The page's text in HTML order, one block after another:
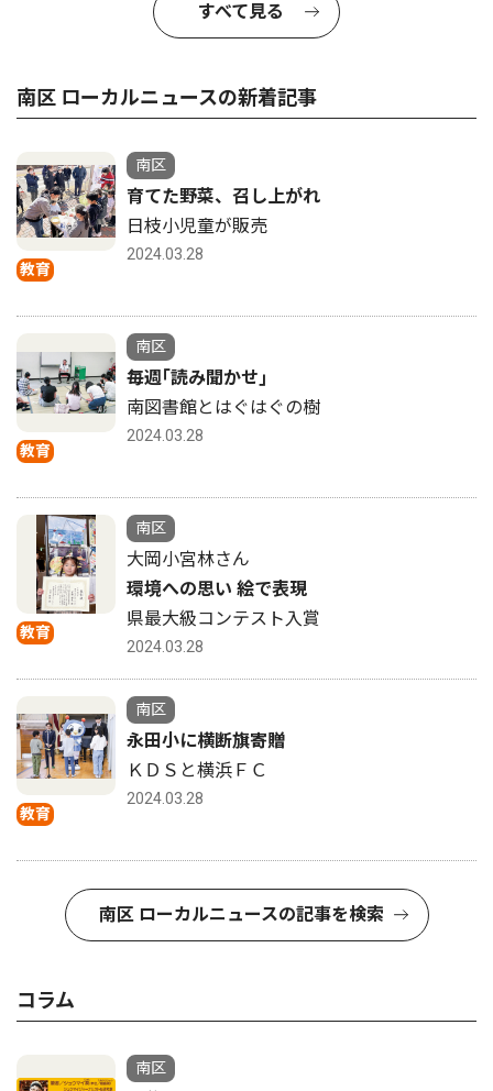
すべて見る
南区 ローカルニュースの新着記事
教育
南区
育てた野菜、召し上がれ
日枝小児童が販売
2024.03.28
教育
南区
毎週｢読み聞かせ｣
南図書館とはぐはぐの樹
2024.03.28
教育
南区
大岡小宮林さん
環境への思い 絵で表現
県最大級コンテスト入賞
2024.03.28
教育
南区
永田小に横断旗寄贈
ＫＤＳと横浜ＦＣ
2024.03.28
南区 ローカルニュースの記事を検索
コラム
南区